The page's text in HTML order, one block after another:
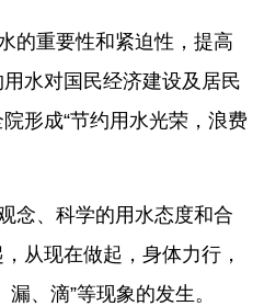
的重要性和紧迫性，提高
水对国民经济建设及居民
形成“节约用水光荣，浪费
念、科学的用水态度和合
从现在做起，身体力行，
、滴”等现象的发生。